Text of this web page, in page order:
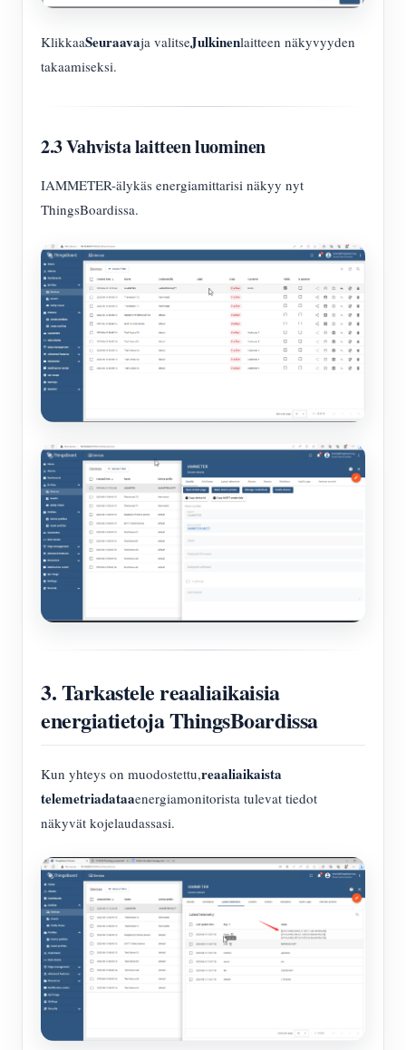
KlikkaaSeuraavaja valitseJulkinenlaitteen näkyvyyden
takaamiseksi.
2.3 Vahvista laitteen luominen
IAMMETER-älykäs energiamittarisi näkyy nyt
ThingsBoardissa.
3. Tarkastele reaaliaikaisia
energiatietoja ThingsBoardissa
Kun yhteys on muodostettu,reaaliaikaista
telemetriadataaenergiamonitorista tulevat tiedot
näkyvät kojelaudassasi.